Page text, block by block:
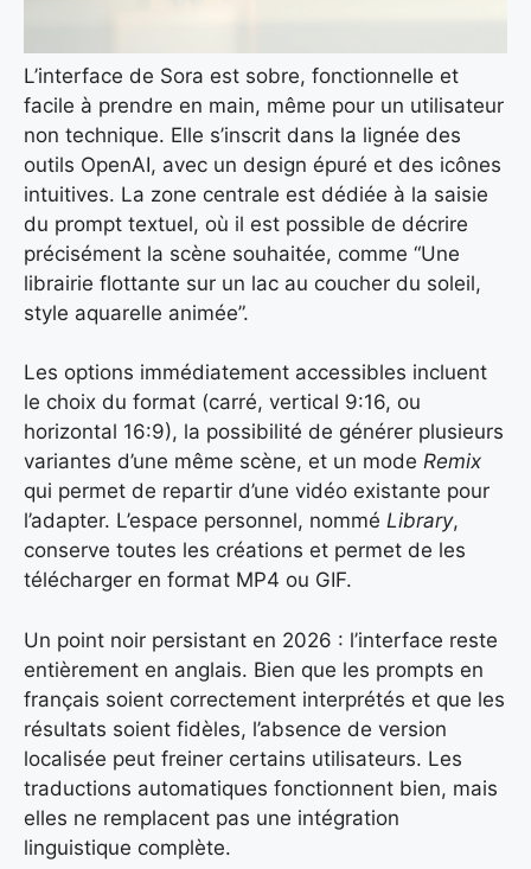
L’interface de Sora est sobre, fonctionnelle et
facile à prendre en main, même pour un utilisateur
non technique. Elle s’inscrit dans la lignée des
outils OpenAI, avec un design épuré et des icônes
intuitives. La zone centrale est dédiée à la saisie
du prompt textuel, où il est possible de décrire
précisément la scène souhaitée, comme “Une
librairie flottante sur un lac au coucher du soleil,
style aquarelle animée”.
Les options immédiatement accessibles incluent
le choix du format (carré, vertical 9:16, ou
horizontal 16:9), la possibilité de générer plusieurs
variantes d’une même scène, et un mode Remix
qui permet de repartir d’une vidéo existante pour
l’adapter. L’espace personnel, nommé Library,
conserve toutes les créations et permet de les
télécharger en format MP4 ou GIF.
Un point noir persistant en 2026 : l’interface reste
entièrement en anglais. Bien que les prompts en
français soient correctement interprétés et que les
résultats soient fidèles, l’absence de version
localisée peut freiner certains utilisateurs. Les
traductions automatiques fonctionnent bien, mais
elles ne remplacent pas une intégration
linguistique complète.